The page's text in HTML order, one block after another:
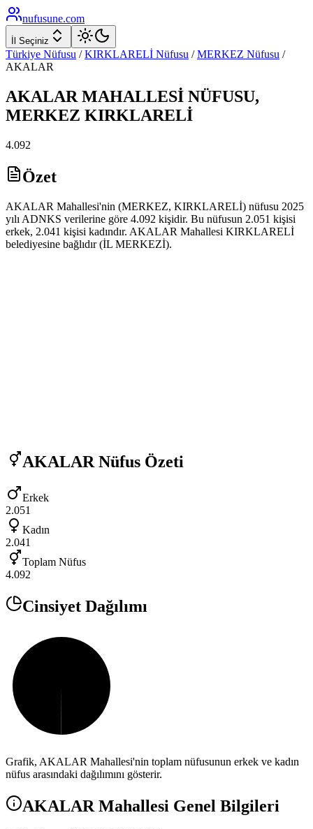
nufusune.com
İl Seçiniz
Türkiye Nüfusu / KIRKLARELİ Nüfusu / MERKEZ Nüfusu /
AKALAR
AKALAR MAHALLESİ NÜFUSU,
MERKEZ KIRKLARELİ
4.092
Özet
AKALAR Mahallesi'nin (MERKEZ, KIRKLARELİ) nüfusu 2025
yılı ADNKS verilerine göre 4.092 kişidir. Bu nüfusun 2.051 kişisi
erkek, 2.041 kişisi kadındır. AKALAR Mahallesi KIRKLARELİ
belediyesine bağlıdır (İL MERKEZİ).
AKALAR Nüfus Özeti
Erkek
2.051
Kadın
2.041
Toplam Nüfus
4.092
Cinsiyet Dağılımı
Grafik, AKALAR Mahallesi'nin toplam nüfusunun erkek ve kadın
nüfus arasındaki dağılımını gösterir.
AKALAR Mahallesi Genel Bilgileri